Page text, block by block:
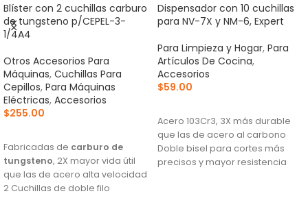
Blíster con 2 cuchillas carburo
de tungsteno p/CEPEL-3-
1/4A4
Otros Accesorios Para
Máquinas, Cuchillas Para
Cepillos, Para Máquinas
Eléctricas, Accesorios
$255.00
Fabricadas de carburo de
tungsteno, 2X mayor vida útil
que las de acero alta velocidad
2 Cuchillas de doble filo
Dispensador con 10 cuchillas
para NV-7X y NM-6, Expert
Para Limpieza y Hogar, Para
Artículos De Cocina,
Accesorios
$59.00
Acero 103Cr3, 3X más durable
que las de acero al carbono
Doble bisel para cortes más
precisos y mayor resistencia